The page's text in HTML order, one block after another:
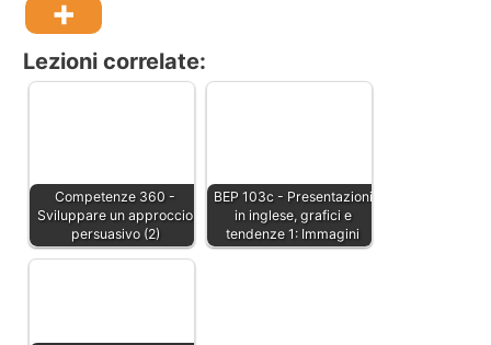
Lezioni correlate:
Competenze 360 -
Sviluppare un approccio
persuasivo (2)
BEP 103c - Presentazioni
in inglese, grafici e
tendenze 1: Immagini